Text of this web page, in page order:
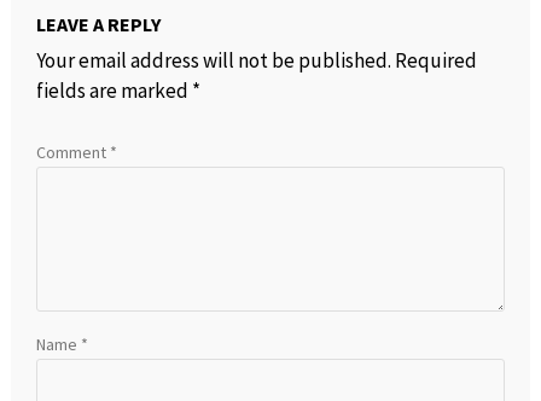
LEAVE A REPLY
Your email address will not be published. Required
fields are marked *
Comment *
Name *